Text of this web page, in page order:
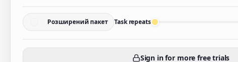
Розширений пакет Task repeats
Sign in for more free trials